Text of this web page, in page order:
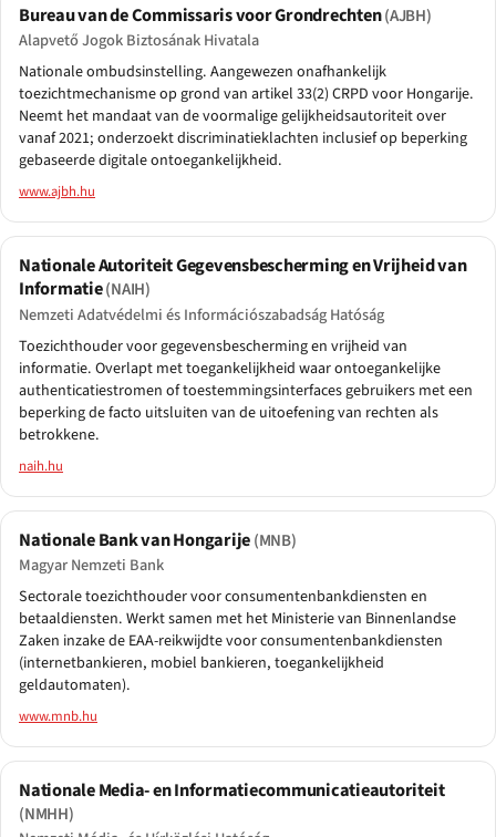
Bureau van de Commissaris voor Grondrechten(AJBH)
Alapvető Jogok Biztosának Hivatala
Nationale ombudsinstelling. Aangewezen onafhankelijk
toezichtmechanisme op grond van artikel 33(2) CRPD voor Hongarije.
Neemt het mandaat van de voormalige gelijkheidsautoriteit over
vanaf 2021; onderzoekt discriminatieklachten inclusief op beperking
gebaseerde digitale ontoegankelijkheid.
www.ajbh.hu
Nationale Autoriteit Gegevensbescherming en Vrijheid van
Informatie(NAIH)
Nemzeti Adatvédelmi és Információszabadság Hatóság
Toezichthouder voor gegevensbescherming en vrijheid van
informatie. Overlapt met toegankelijkheid waar ontoegankelijke
authenticatiestromen of toestemmingsinterfaces gebruikers met een
beperking de facto uitsluiten van de uitoefening van rechten als
betrokkene.
naih.hu
Nationale Bank van Hongarije(MNB)
Magyar Nemzeti Bank
Sectorale toezichthouder voor consumentenbankdiensten en
betaaldiensten. Werkt samen met het Ministerie van Binnenlandse
Zaken inzake de EAA-reikwijdte voor consumentenbankdiensten
(internetbankieren, mobiel bankieren, toegankelijkheid
geldautomaten).
www.mnb.hu
Nationale Media- en Informatiecommunicatieautoriteit
(NMHH)